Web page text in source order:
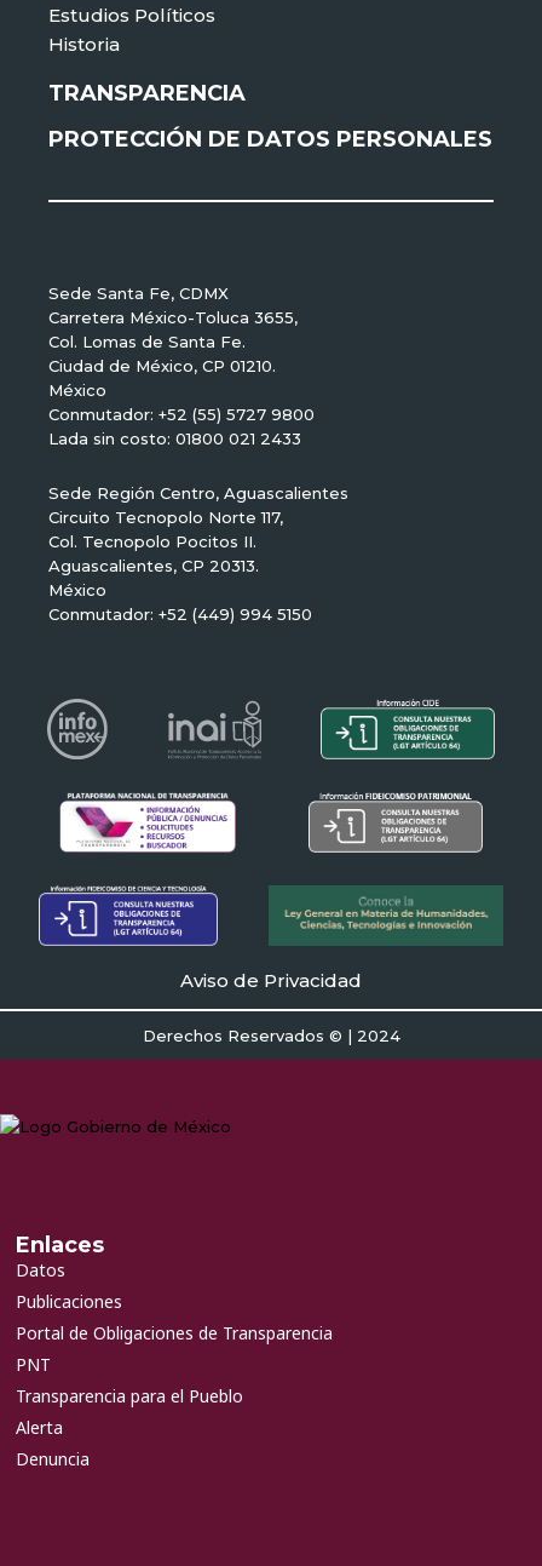
Estudios Políticos
Historia
TRANSPARENCIA
PROTECCIÓN DE DATOS PERSONALES
Sede Santa Fe, CDMX
Carretera México-Toluca 3655,
Col. Lomas de Santa Fe.
Ciudad de México, CP 01210.
México
Conmutador: +52 (55) 5727 9800
Lada sin costo: 01800 021 2433
Sede Región Centro, Aguascalientes
Circuito Tecnopolo Norte 117,
Col. Tecnopolo Pocitos II.
Aguascalientes, CP 20313.
México
Conmutador: +52 (449) 994 5150
Aviso de Privacidad
Derechos Reservados © | 2024
Enlaces
Datos
Publicaciones
Portal de Obligaciones de Transparencia
PNT
Transparencia para el Pueblo
Alerta
Denuncia